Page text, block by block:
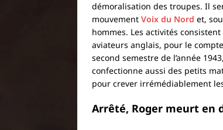
démoralisation des troupes. Il
mouvement Voix du Nord et,
hommes. Les activités
aviateurs anglais, pour le
second semestre de l’année
confectionne aussi des petits
pour crever irrémédiablement
Arrêté, Roger meurt en